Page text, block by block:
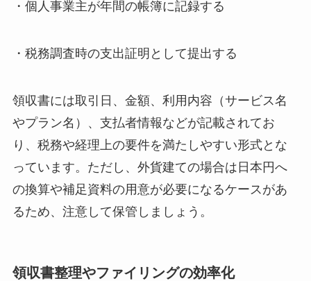
・個人事業主が年間の帳簿に記録する
・税務調査時の支出証明として提出する
領収書には取引日、金額、利用内容（サービス名
やプラン名）、支払者情報などが記載されてお
り、税務や経理上の要件を満たしやすい形式とな
っています。ただし、外貨建ての場合は日本円へ
の換算や補足資料の用意が必要になるケースがあ
るため、注意して保管しましょう。
領収書整理やファイリングの効率化